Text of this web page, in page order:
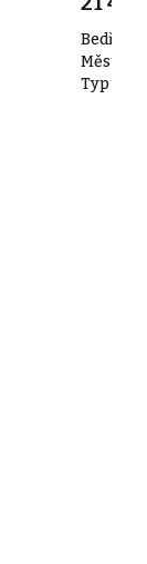
Město
Typ